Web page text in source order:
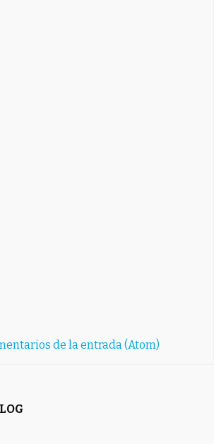
de la entrada (Atom)